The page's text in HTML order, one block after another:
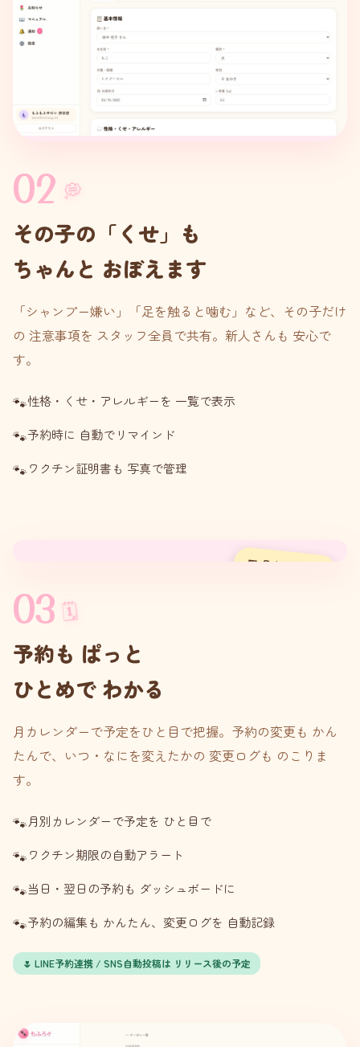
02 💭
その子の「くせ」も
ちゃんと おぼえます
「シャンプー嫌い」「足を触ると噛む」など、その子だけ
の 注意事項を スタッフ全員で共有。新人さんも 安心で
す。
性格・くせ・アレルギーを 一覧で表示
予約時に 自動でリマインド
ワクチン証明書も 写真で管理
📅 月カレンダー
03 🗓
予約も ぱっと
ひとめで わかる
月カレンダーで予定をひと目で把握。予約の変更も かん
たんで、いつ・なにを変えたかの 変更ログも のこりま
す。
月別カレンダーで予定を ひと目で
ワクチン期限の自動アラート
当日・翌日の予約も ダッシュボードに
予約の編集も かんたん、変更ログを 自動記録
🌷 LINE予約連携 / SNS自動投稿は リリース後の予定